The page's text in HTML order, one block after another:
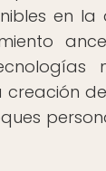
en la